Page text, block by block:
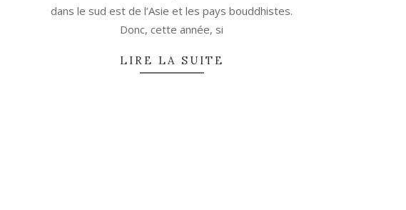
dans le sud est de l’Asie et les pays bouddhistes.
Donc, cette année, si
LIRE LA SUITE